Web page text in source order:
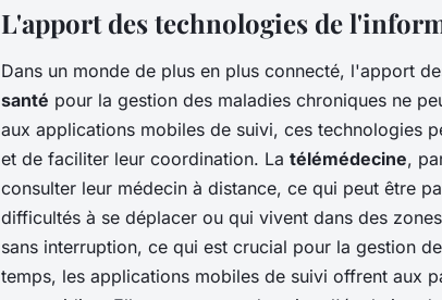
L'apport des technologies de
Dans un monde de plus en plus connecté, l'apport
santé pour la gestion des maladies chroniques ne
aux applications mobiles de suivi, ces technologies
et de faciliter leur coordination. La télémédecine,
consulter leur médecin à distance, ce qui peut être
difficultés à se déplacer ou qui vivent dans des
sans interruption, ce qui est crucial pour la gestion
temps, les applications mobiles de suivi offrent aux